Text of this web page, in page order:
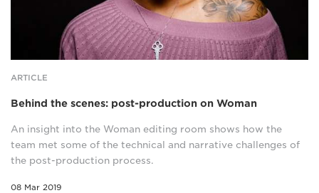
ARTICLE
Behind the scenes: post-production on Woman
An insight into the Woman editing room shows how the
team met some of the technical and narrative challenges of
the post-production process.
08 Mar 2019